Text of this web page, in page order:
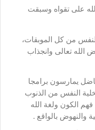
على تقواه وسبقت
من كل الموبقات،
الله تعالى وانجذاب
يمارسون برامجا
النفس من الذنوب
الكون ولغة الله
والنهوض بالواقع .